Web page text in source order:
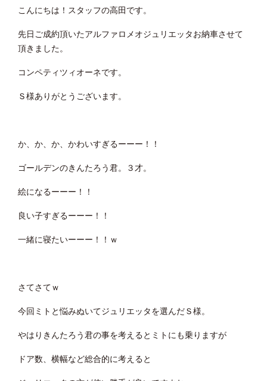
こんにちは！スタッフの高田です。
先日ご成約頂いたアルファロメオジュリエッタお納車させて
頂きました。
コンペティツィオーネです。
Ｓ様ありがとうございます。
か、か、か、かわいすぎるーーー！！
ゴールデンのきんたろう君。３才。
絵になるーーー！！
良い子すぎるーーー！！
一緒に寝たいーーー！！ｗ
さてさてｗ
今回ミトと悩みぬいてジュリエッタを選んだＳ様。
やはりきんたろう君の事を考えるとミトにも乗りますが
ドア数、横幅など総合的に考えると